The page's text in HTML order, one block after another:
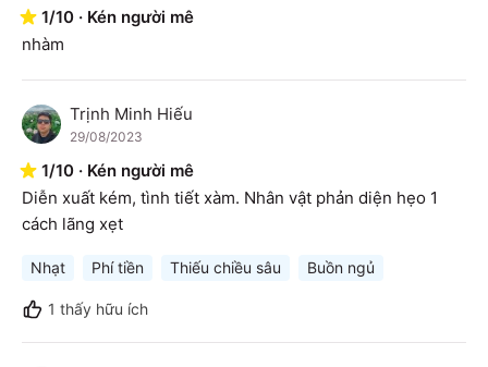
1/10 · Kén người mê
nhàm
T Trịnh Minh Hiếu
29/08/2023
1/10 · Kén người mê
Diễn xuất kém, tình tiết xàm. Nhân vật phản diện hẹo 1
cách lãng xẹt
Nhạt Phí tiền Thiếu chiều sâu Buồn ngủ
1 thấy hữu ích